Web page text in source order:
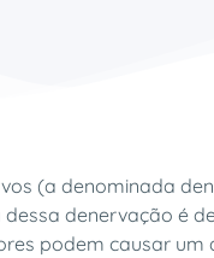
(a denominada
denervação é
podem causar um